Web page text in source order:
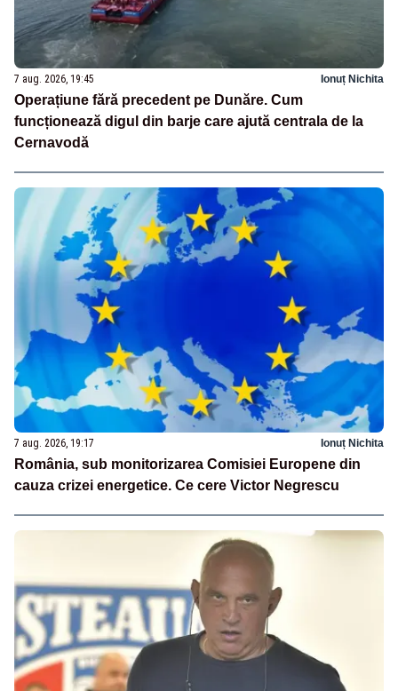
7 aug. 2026, 19:45 Ionuț Nichita
Operațiune fără precedent pe Dunăre. Cum
funcționează digul din barje care ajută centrala de la
Cernavodă
7 aug. 2026, 19:17 Ionuț Nichita
România, sub monitorizarea Comisiei Europene din
cauza crizei energetice. Ce cere Victor Negrescu